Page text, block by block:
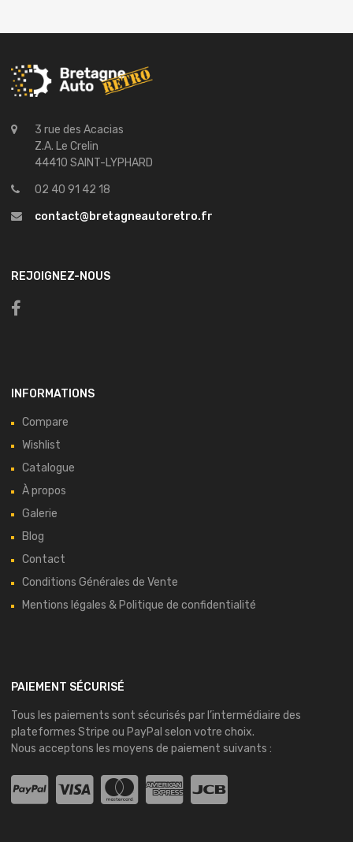
3 rue des Acacias
Z.A. Le Crelin
44410 SAINT-LYPHARD
02 40 91 42 18
contact@bretagneautoretro.fr
REJOIGNEZ-NOUS
INFORMATIONS
Compare
Wishlist
Catalogue
À propos
Galerie
Blog
Contact
Conditions Générales de Vente
Mentions légales & Politique de confidentialité
PAIEMENT SÉCURISÉ
Tous les paiements sont sécurisés par l’intermédiaire des
plateformes Stripe ou PayPal selon votre choix.
Nous acceptons les moyens de paiement suivants :